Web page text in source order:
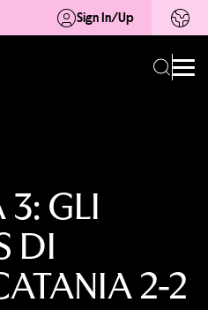
Sign In/Up
3: GLI
DI
2-2